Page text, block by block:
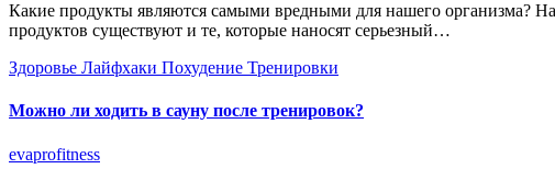
Какие продукты являются самыми вредными для нашего организма?
продуктов существуют и те, которые наносят серьезный…
Здоровье Лайфхаки Похудение Тренировки
Можно ли ходить в сауну после тренировок?
evaprofitness